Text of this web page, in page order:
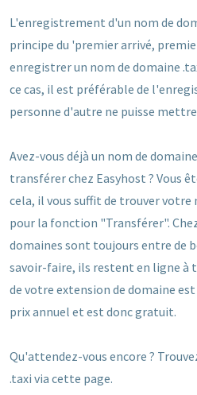
L'enregistrement d'un nom de
principe du 'premier arrivé,
enregistrer un nom de domaine
ce cas, il est préférable de
personne d'autre ne puisse
Avez-vous déjà un nom de
transférer chez Easyhost ? Vous
cela, il vous suffit de trouver
pour la fonction "Transférer".
domaines sont toujours entre de
savoir-faire, ils restent en ligne
de votre extension de domaine
prix annuel et est donc gratuit.
Qu'attendez-vous encore ?
.taxi via cette page.